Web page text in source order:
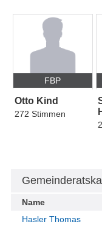
FBP
Otto Kind
272 Stimmen
Name
Hasler Thomas